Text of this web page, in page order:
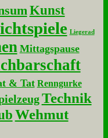
Kunst
Liegerad
Mittagspause
& Tat Renngurke
Technik
Wehmut